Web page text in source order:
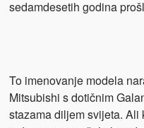
sedamdesetih godina
To imenovanje modela
Mitsubishi s dotičnim
stazama diljem svijeta. Ali